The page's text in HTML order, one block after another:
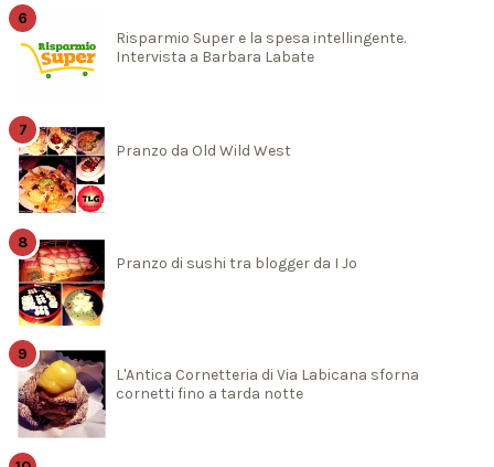
Risparmio Super e la spesa intellingente.
Intervista a Barbara Labate
Pranzo da Old Wild West
Pranzo di sushi tra blogger da I Jo
L'Antica Cornetteria di Via Labicana sforna
cornetti fino a tarda notte